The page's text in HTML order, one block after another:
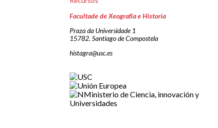
Facultade de Xeografía e Historia
Praza da Universidade 1
15782. Santiago de Compostela
histagra@usc.es